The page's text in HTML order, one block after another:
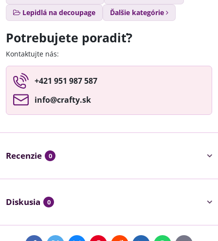
Lepidlá na decoupage
Ďalšie kategórie
Potrebujete poradiť?
Kontaktujte nás:
+421 951 987 587
info​@crafty​.sk
Recenzie 0
Diskusia 0